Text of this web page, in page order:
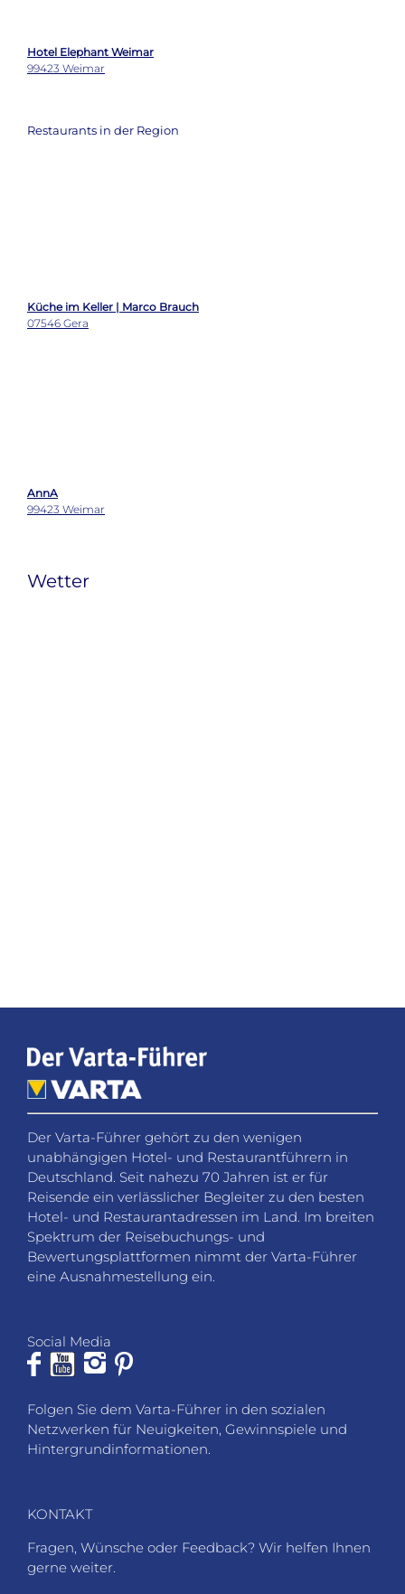
Hotel Elephant Weimar
99423 Weimar
Restaurants in der Region
Küche im Keller | Marco Brauch
07546 Gera
AnnA
99423 Weimar
Wetter
Der Varta-Führer gehört zu den wenigen
unabhängigen Hotel- und Restaurantführern in
Deutschland. Seit nahezu 70 Jahren ist er für
Reisende ein verlässlicher Begleiter zu den besten
Hotel- und Restaurantadressen im Land. Im breiten
Spektrum der Reisebuchungs- und
Bewertungsplattformen nimmt der Varta-Führer
eine Ausnahmestellung ein.
Social Media
Folgen Sie dem Varta-Führer in den sozialen
Netzwerken für Neuigkeiten, Gewinnspiele und
Hintergrundinformationen.
KONTAKT
Fragen, Wünsche oder Feedback? Wir helfen Ihnen
gerne weiter.